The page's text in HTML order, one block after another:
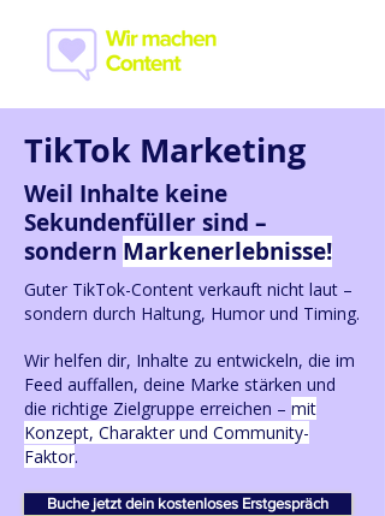
TikTok Marketing
Weil Inhalte keine
Sekundenfüller sind –
sondern Markenerlebnisse!
Guter TikTok-Content verkauft nicht laut –
sondern durch Haltung, Humor und Timing.
Wir helfen dir, Inhalte zu entwickeln, die im
Feed auffallen, deine Marke stärken und
die richtige Zielgruppe erreichen – mit
Konzept, Charakter und Community-
Faktor.
Buche jetzt dein kostenloses Erstgespräch